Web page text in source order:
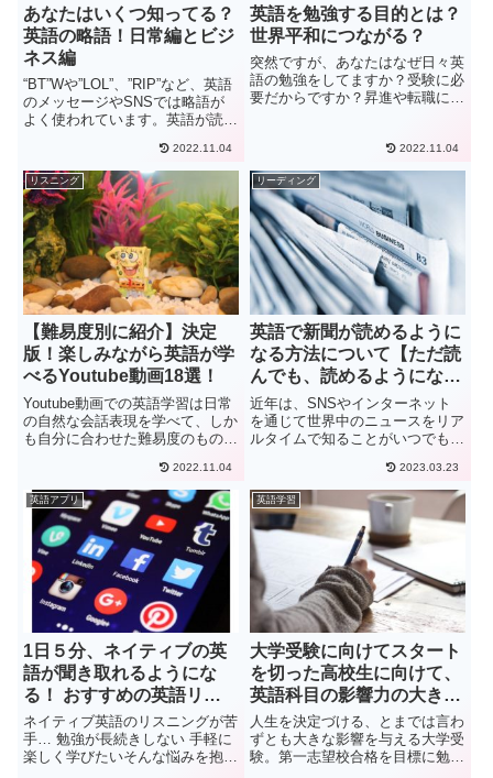
あなたはいくつ知ってる？
英語の略語！日常編とビジ
ネス編
“BT”Wや”LOL”、”RIP”など、英語
のメッセージやSNSでは略語が
よく使われています。英語が読め
なければ暗号みたいで読めません
よね。私はネイティブの友達とメ
ッセージのやり取りをしたとき、
英語の略語を使わ...
2022.11.04
英語を勉強する目的とは？
世界平和につながる？
突然ですが、あなたはなぜ日々英
語の勉強をしてますか？受験に必
要だからですか？昇進や転職に必
英語を勉強する目的には様々な理
由があると思います。私は英語を
勉強し始めたきっかけはクラス
の...
2022.11.04
リスニング
【難易度別に紹介】決定
版！楽しみながら英語が学
べるYoutube動画18選！
Youtube動画での英語学習は日常
の自然な会話表現を学べて、しか
も自分に合わせた難易度のものが
ルです。初心者～上級者のカテゴ
リ別におすすめできる動画も紹
介!動画での英語学習が効果があ
る事は調査結果で証明されていま
す。
2022.11.04
リーディング
英語で新聞が読めるように
なる方法について【ただ読
んでも、読めるようになら
ない】
近年は、SNSやインターネット
を通じて世界中のニュースをリア
ルタイムで知ることがいつでもで
書かれている文章を読んだりする
ことで情報を得ています。英語を
読む勉強をしている方で英字新聞
を読んでリーディングの勉強を
し...
2023.03.23
英語アプリ
1日５分、ネイティブの英
語が聞き取れるようにな
る！ おすすめの英語リス
ニング学習アプリ4選
ネイティブ英語のリスニングが苦
手… 勉強が長続きしない 手軽に
楽しく学びたいそんな悩みを抱え
英語学習
大学受験に向けてスタート
を切った高校生に向けて、
英語科目の影響力の大きさ
と、勉強法（私立文系向
け）
人生を決定づける、とまでは言わ
ずとも大きな影響を与える大学受
験。第一志望校合格を目標に勉強